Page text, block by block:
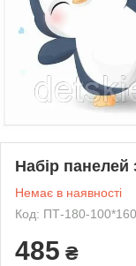
Набір панелей
Немає в наявності
Код: ПТ-180-100*160
485 ₴